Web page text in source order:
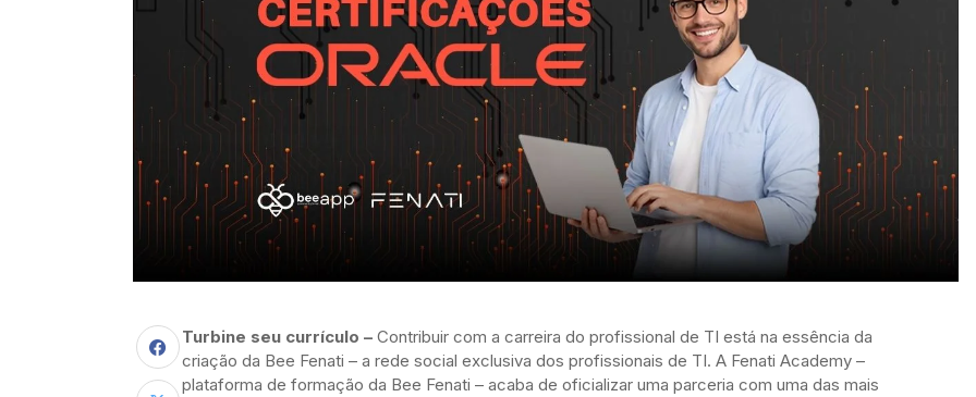
Turbine seu currículo – Contribuir com a carreira do profissional de TI está na essência da
criação da Bee Fenati – a rede social exclusiva dos profissionais de TI. A Fenati Academy –
plataforma de formação da Bee Fenati – acaba de oficializar uma parceria com uma das mais